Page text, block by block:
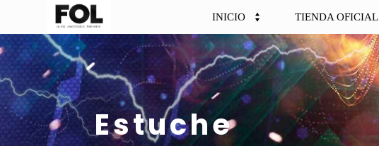
INICIO TIENDA OFICIAL
Estuche